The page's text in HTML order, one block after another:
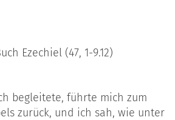
Ezechiel (47, 1-9.12)
begleitete, führte mich zum
zurück, und ich sah, wie unter